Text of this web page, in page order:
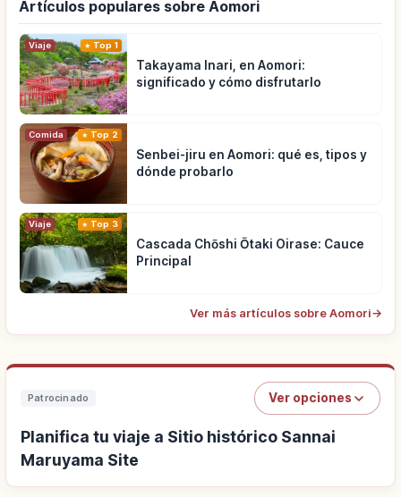
Artículos populares sobre Aomori
Viaje Top 1
Takayama Inari, en Aomori:
significado y cómo disfrutarlo
Comida Top 2
Senbei-jiru en Aomori: qué es, tipos y
dónde probarlo
Viaje Top 3
Cascada Chōshi Ōtaki Oirase: Cauce
Principal
Ver más artículos sobre Aomori→
Patrocinado Ver opciones
Planifica tu viaje a Sitio histórico Sannai
Maruyama Site